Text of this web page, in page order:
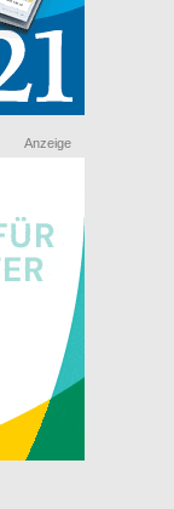
Anzeige